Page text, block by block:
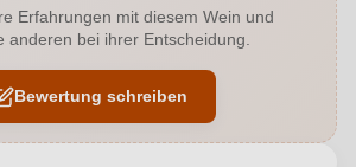
Enthält Sulfite
Barrique
Erfahrungen mit diesem Wein und
anderen bei ihrer Entscheidung.
Bewertung schreiben